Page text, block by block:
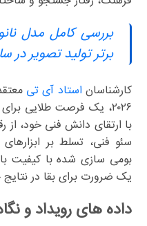
بررسی کامل مدل
برتر تولید تصویر در سال
کارشناسان استاد آی تی
۲۰۲۶، یک فرصت طلایی
با ارتقای دانش فنی خود، از
سئو فنی، تسلط بر
بومی سازی شده با کیفیت
یک ضرورت برای بقا در
داده های رویداد و